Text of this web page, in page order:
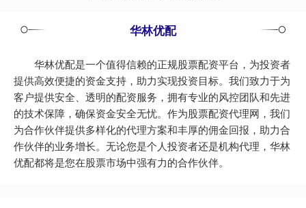
华林优配
华林优配是一个值得信赖的正规股票配资平台，为投资者
提供高效便捷的资金支持，助力实现投资目标。我们致力于为
客户提供安全、透明的配资服务，拥有专业的风控团队和先进
的技术保障，确保资金安全无忧。作为股票配资代理网，我们
为合作伙伴提供多样化的代理方案和丰厚的佣金回报，助力合
作伙伴的业务增长。无论您是个人投资者还是机构代理，华林
优配都将是您在股票市场中强有力的合作伙伴。